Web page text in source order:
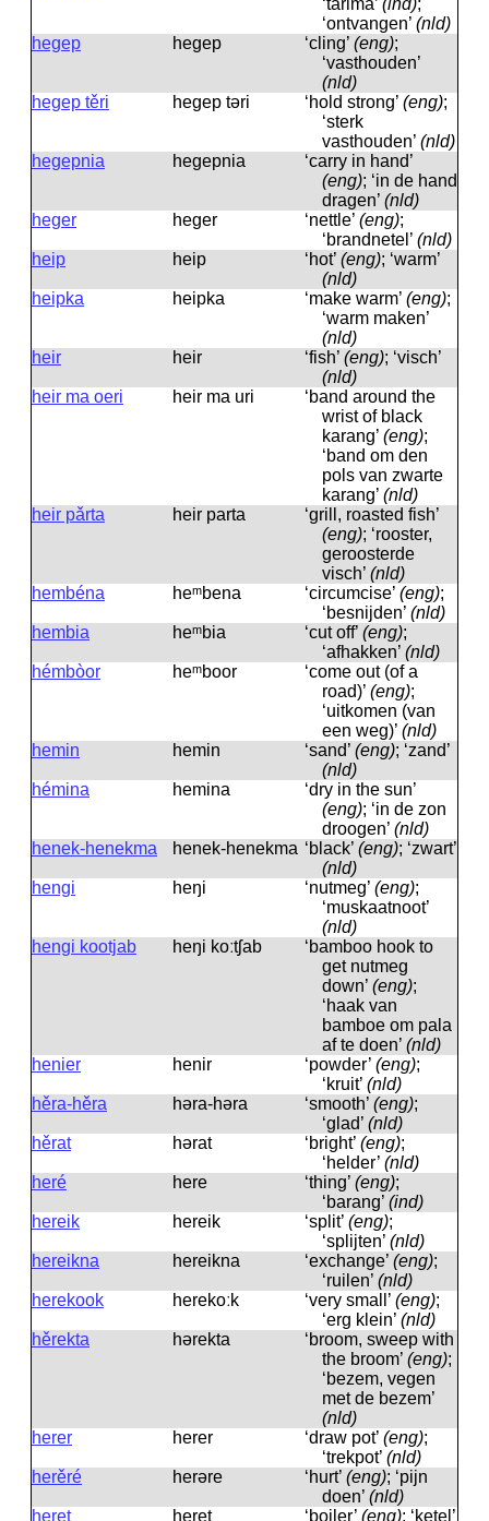
‘tarima’ (ind);
‘ontvangen’ (nld)
hegep
hegep ‘cling’ (eng);
‘vasthouden’
(nld)
hegep těri
hegep təri ‘hold strong’ (eng);
‘sterk
vasthouden’ (nld)
hegepnia
hegepnia
‘carry in hand’
(eng); ‘in de hand
dragen’ (nld)
heger
heger ‘nettle’ (eng);
‘brandnetel’ (nld)
heip
heip ‘hot’ (eng); ‘warm’
(nld)
heipka
heipka ‘make warm’ (eng);
‘warm maken’
(nld)
heir
heir ‘fish’ (eng); ‘visch’
(nld)
heir ma oeri
heir ma uri
‘band around the
wrist of black
karang’ (eng);
‘band om den
pols van zwarte
karang’ (nld)
heir pǎrta
heir parta
‘grill, roasted fish’
(eng); ‘rooster,
geroosterde
visch’ (nld)
hembéna
heᵐbena ‘circumcise’ (eng);
‘besnijden’ (nld)
hembia
heᵐbia ‘cut off’ (eng);
‘afhakken’ (nld)
hémbòor
heᵐboor
‘come out (of a
road)’ (eng);
‘uitkomen (van
een weg)’ (nld)
hemin
hemin ‘sand’ (eng); ‘zand’
(nld)
hémina
hemina
‘dry in the sun’
(eng); ‘in de zon
droogen’ (nld)
henek-henekma
henek-henekma ‘black’ (eng); ‘zwart’
(nld)
hengi
heŋi ‘nutmeg’ (eng);
‘muskaatnoot’
(nld)
hengi kootjab
heŋi koːtʃab
‘bamboo hook to
get nutmeg
down’ (eng);
‘haak van
bamboe om pala
af te doen’ (nld)
henier
henir ‘powder’ (eng);
‘kruit’ (nld)
hěra-hěra
həra-həra ‘smooth’ (eng);
‘glad’ (nld)
hěrat
hərat ‘bright’ (eng);
‘helder’ (nld)
heré
here ‘thing’ (eng);
‘barang’ (ind)
hereik
hereik ‘split’ (eng);
‘splijten’ (nld)
hereikna
hereikna ‘exchange’ (eng);
‘ruilen’ (nld)
herekook
herekoːk ‘very small’ (eng);
‘erg klein’ (nld)
hěrekta
hərekta
‘broom, sweep with
the broom’ (eng);
‘bezem, vegen
met de bezem’
(nld)
herer
herer ‘draw pot’ (eng);
‘trekpot’ (nld)
herěré
herəre ‘hurt’ (eng); ‘pijn
doen’ (nld)
heret
heret ‘boiler’ (eng); ‘ketel’